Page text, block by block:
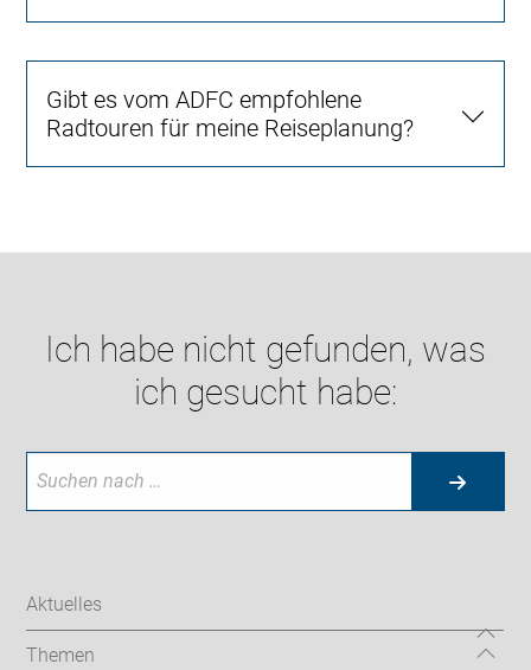
Gibt es vom ADFC empfohlene
Radtouren für meine Reiseplanung?
Ich habe nicht gefunden, was
ich gesucht habe:
Aktuelles
Themen